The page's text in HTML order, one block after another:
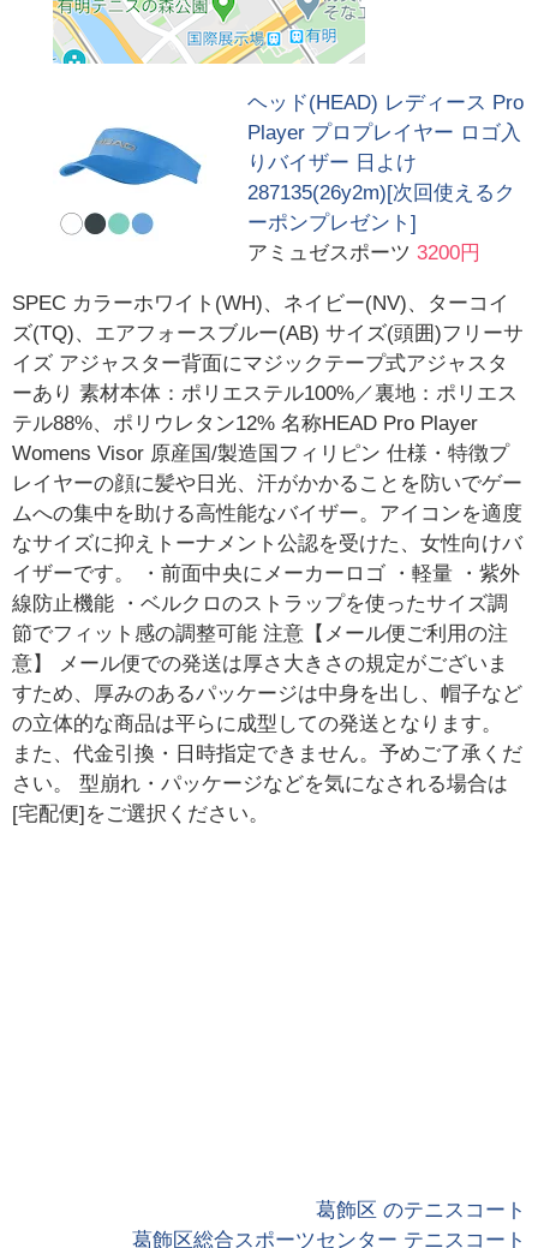
ヘッド(HEAD) レディース Pro
Player プロプレイヤー ロゴ入
りバイザー 日よけ
287135(26y2m)[次回使えるク
ーポンプレゼント]
アミュゼスポーツ 3200円
SPEC カラーホワイト(WH)、ネイビー(NV)、ターコイ
ズ(TQ)、エアフォースブルー(AB) サイズ(頭囲)フリーサ
イズ アジャスター背面にマジックテープ式アジャスタ
ーあり 素材本体：ポリエステル100%／裏地：ポリエス
テル88%、ポリウレタン12% 名称HEAD Pro Player
Womens Visor 原産国/製造国フィリピン 仕様・特徴プ
レイヤーの顔に髪や日光、汗がかかることを防いでゲー
ムへの集中を助ける高性能なバイザー。アイコンを適度
なサイズに抑えトーナメント公認を受けた、女性向けバ
イザーです。 ・前面中央にメーカーロゴ ・軽量 ・紫外
線防止機能 ・ベルクロのストラップを使ったサイズ調
節でフィット感の調整可能 注意【メール便ご利用の注
意】 メール便での発送は厚さ大きさの規定がございま
すため、厚みのあるパッケージは中身を出し、帽子など
の立体的な商品は平らに成型しての発送となります。
また、代金引換・日時指定できません。予めご了承くだ
さい。 型崩れ・パッケージなどを気になされる場合は
[宅配便]をご選択ください。
葛飾区 のテニスコート
葛飾区総合スポーツセンター テニスコート